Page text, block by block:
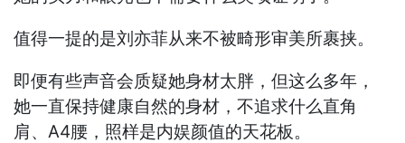
值得一提的是刘亦菲从来不被畸形审美所裹挟。
即便有些声音会质疑她身材太胖，但这么多年，
她一直保持健康自然的身材，不追求什么直角
肩、A4腰，照样是内娱颜值的天花板。